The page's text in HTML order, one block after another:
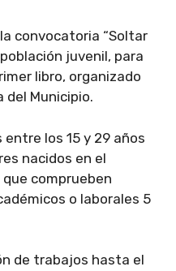
convocatoria “Soltar
juvenil, para
libro, organizado
Municipio.
los 15 y 29 años
nacidos en el
comprueben
o laborales 5
de trabajos hasta el